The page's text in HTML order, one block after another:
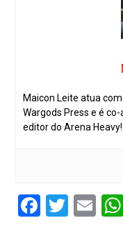
Maicon Leite atua
Wargods Press e é
editor do Arena Heavy!